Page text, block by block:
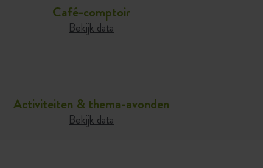
Café-comptoir
Bekijk data
Activiteiten & thema-avonden
Bekijk data